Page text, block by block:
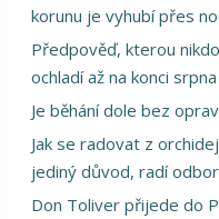
korunu je vyhubí přes
Předpověď, kterou
ochladí až na konci srpna
Je běhání dole bez
Jak se radovat z
jediný důvod, radí
Don Toliver přijede do